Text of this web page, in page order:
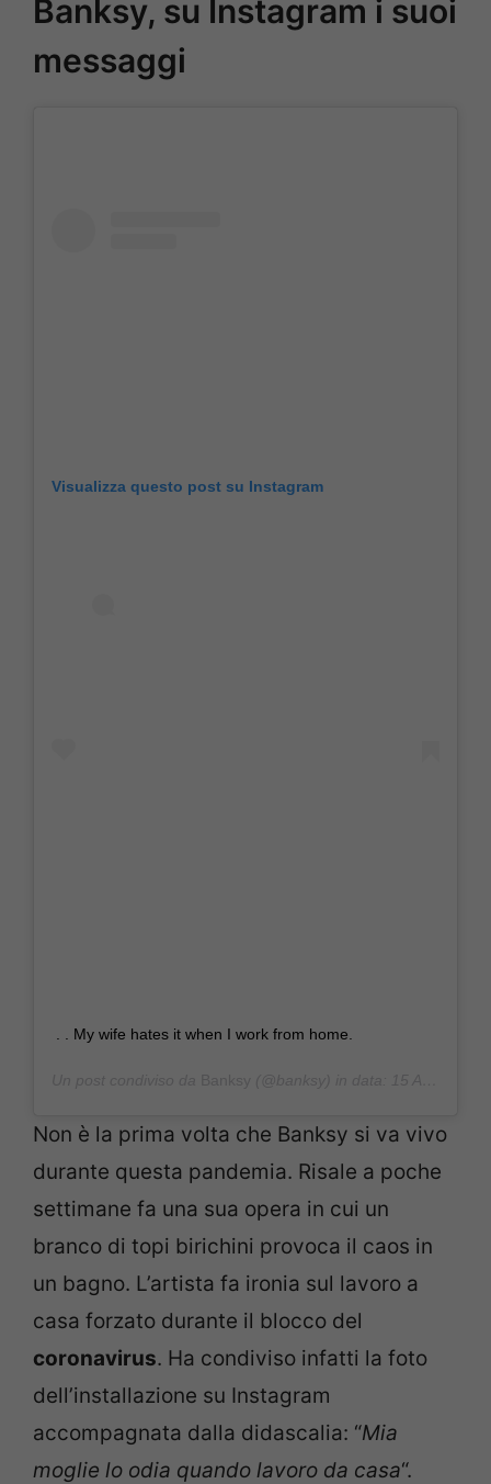
Banksy, su Instagram i suoi
messaggi
Visualizza questo post su Instagram
. . My wife hates it when I work from home.
Non è la prima volta che Banksy si va vivo
durante questa pandemia. Risale a poche
settimane fa una sua opera in cui un
branco di topi birichini provoca il caos in
un bagno. L’artista fa ironia sul lavoro a
casa forzato durante il blocco del
coronavirus. Ha condiviso infatti la foto
dell’installazione su Instagram
accompagnata dalla didascalia: “Mia
moglie lo odia quando lavoro da casa“.